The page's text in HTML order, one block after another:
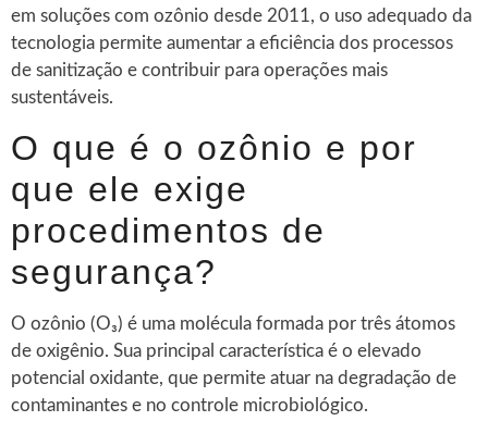
em soluções com ozônio desde 2011, o uso adequado da
tecnologia permite aumentar a eficiência dos processos
de sanitização e contribuir para operações mais
sustentáveis.
O que é o ozônio e por
que ele exige
procedimentos de
segurança?
O ozônio (O₃) é uma molécula formada por três átomos
de oxigênio. Sua principal característica é o elevado
potencial oxidante, que permite atuar na degradação de
contaminantes e no controle microbiológico.